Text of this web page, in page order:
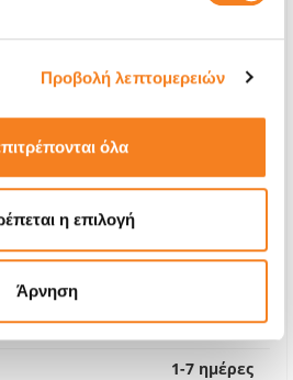
Προβολή λεπτομερειών
όλα
η επιλογή
Άρνηση
Ηχεία Apple
€89,00
1-7 ημέρες